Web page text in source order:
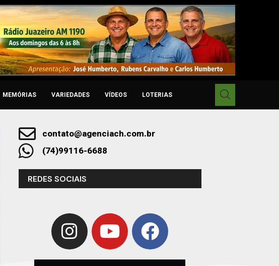
MEMÓRIAS VARIEDADES VÍDEOS LOTERIAS
contato@agenciach.com.br
(74)99116-6688
REDES SOCIAIS